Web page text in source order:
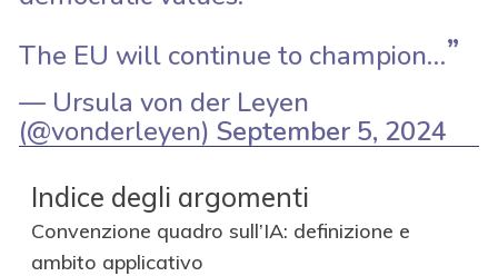
The EU will continue to champion…
— Ursula von der Leyen
(@vonderleyen)September 5, 2024
Indice degli argomenti
Convenzione quadro sull’IA: definizione e
ambito applicativo